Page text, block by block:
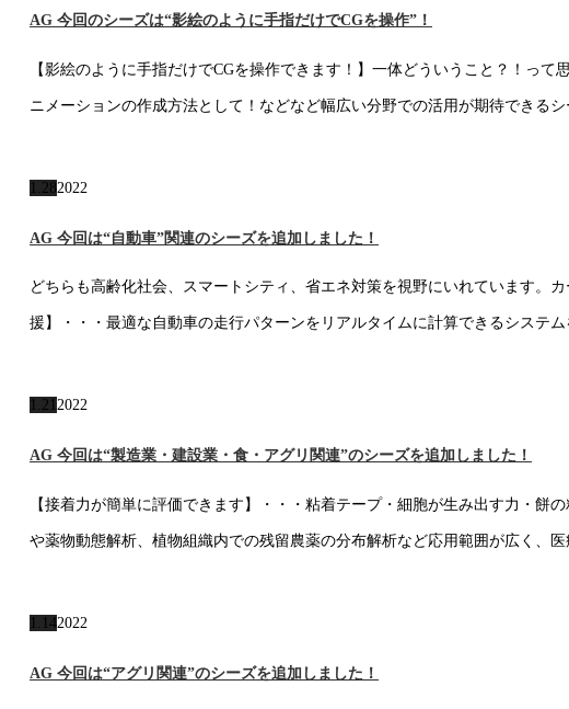
AG 今回のシーズは“影絵のように手指だけでCGを操作”！
【影絵のように手指だけでCGを操作できます！】一体どういうこと？！っ
ニメーションの作成方法として！などなど幅広い分野での活用が期待できるシ
1.282022
AG 今回は“自動車”関連のシーズを追加しました！
どちらも高齢化社会、スマートシティ、省エネ対策を視野にいれています。
援】・・・最適な自動車の走行パターンをリアルタイムに計算できるシステム
1.21 2022
AG 今回は“製造業・建設業・食・アグリ関連”のシーズを追加しました！
【接着力が簡単に評価できます】・・・粘着テープ・細胞が生み出す力・
や薬物動態解析、植物組織内での残留農薬の分布解析など応用範囲が広く、
1.142022
AG 今回は“アグリ関連”のシーズを追加しました！